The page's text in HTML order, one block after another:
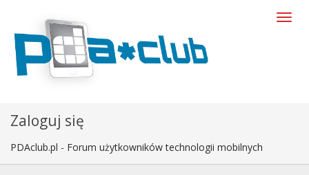
Zaloguj się
PDAclub.pl - Forum użytkowników technologii mobilnych